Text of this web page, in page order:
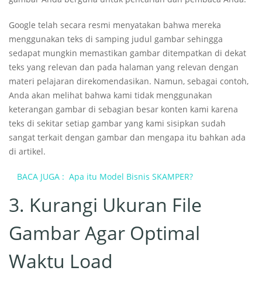
Google telah secara resmi menyatakan bahwa mereka
menggunakan teks di samping judul gambar sehingga
sedapat mungkin memastikan gambar ditempatkan di dekat
teks yang relevan dan pada halaman yang relevan dengan
materi pelajaran direkomendasikan. Namun, sebagai contoh,
Anda akan melihat bahwa kami tidak menggunakan
keterangan gambar di sebagian besar konten kami karena
teks di sekitar setiap gambar yang kami sisipkan sudah
sangat terkait dengan gambar dan mengapa itu bahkan ada
di artikel.
BACA JUGA : Apa itu Model Bisnis SKAMPER?
3. Kurangi Ukuran File
Gambar Agar Optimal
Waktu Load